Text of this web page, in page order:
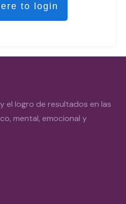
to login
el logro de resultados en las
mental, emocional y